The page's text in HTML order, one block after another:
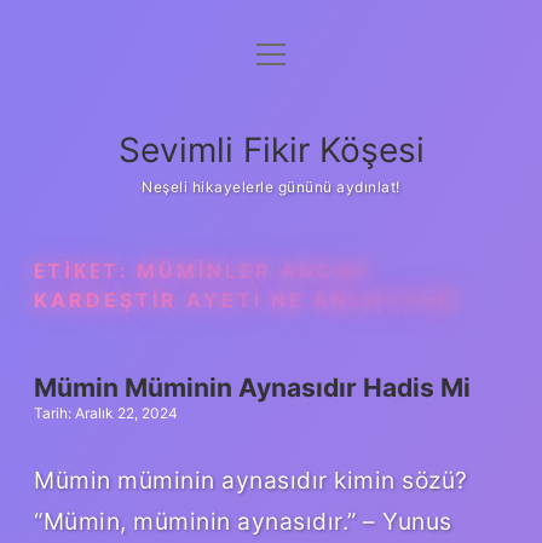
Anasayfa
Yasal Uyarı
menüyü
Sevimli Fikir Köşesi
Neşeli hikayelerle gününü aydınlat!
ETIKET: MÜMINLER ANCAK
KARDEŞTIR AYETI NE ANLATIYOR
Mümin Müminin Aynasıdır Hadis Mi
Tarih: Aralık 22, 2024
Mümin müminin aynasıdır kimin sözü?
“Mümin, müminin aynasıdır.” – Yunus